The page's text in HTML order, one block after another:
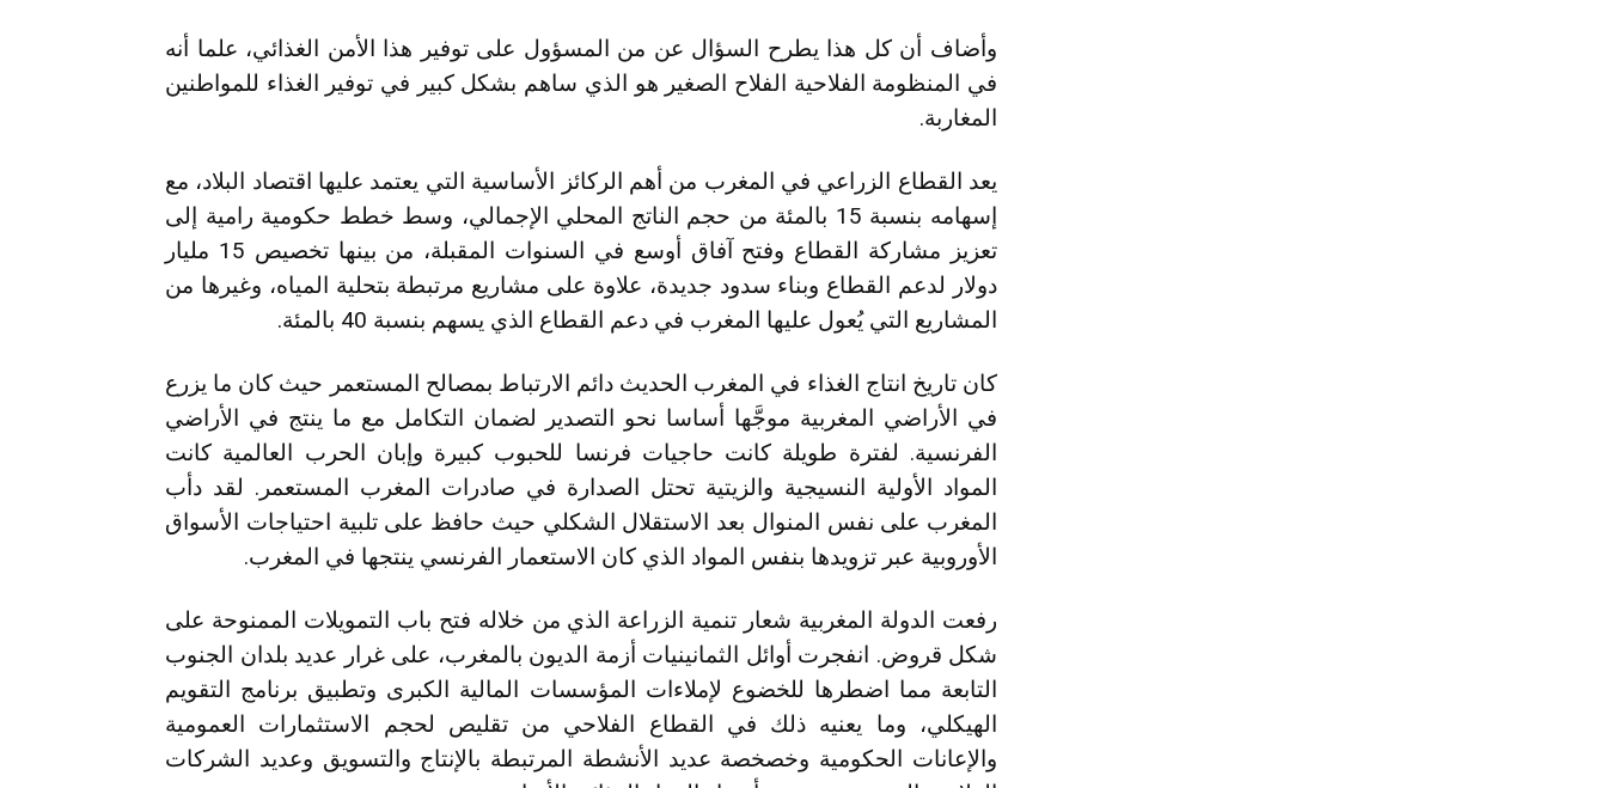
وأضاف أن كل هذا يطرح السؤال عن من المسؤول على توفير هذا الأمن الغذائي، علما أنه
في المنظومة الفلاحية الفلاح الصغير هو الذي ساهم بشكل كبير في توفير الغذاء للمواطنين
المغاربة.
يعد القطاع الزراعي في المغرب من أهم الركائز الأساسية التي يعتمد عليها اقتصاد البلاد، مع
إسهامه بنسبة 15 بالمئة من حجم الناتج المحلي الإجمالي، وسط خطط حكومية رامية إلى
تعزيز مشاركة القطاع وفتح آفاق أوسع في السنوات المقبلة، من بينها تخصيص 15 مليار
دولار لدعم القطاع وبناء سدود جديدة، علاوة على مشاريع مرتبطة بتحلية المياه، وغيرها من
المشاريع التي يُعول عليها المغرب في دعم القطاع الذي يسهم بنسبة 40 بالمئة.
كان تاريخ انتاج الغذاء في المغرب الحديث دائم الارتباط بمصالح المستعمر حيث كان ما يزرع
في الأراضي المغربية موجَّها أساسا نحو التصدير لضمان التكامل مع ما ينتج في الأراضي
الفرنسية. لفترة طويلة كانت حاجيات فرنسا للحبوب كبيرة وإبان الحرب العالمية كانت
المواد الأولية النسيجية والزيتية تحتل الصدارة في صادرات المغرب المستعمر. لقد دأب
المغرب على نفس المنوال بعد الاستقلال الشكلي حيث حافظ على تلبية احتياجات الأسواق
الأوروبية عبر تزويدها بنفس المواد الذي كان الاستعمار الفرنسي ينتجها في المغرب.
رفعت الدولة المغربية شعار تنمية الزراعة الذي من خلاله فتح باب التمويلات الممنوحة على
شكل قروض. انفجرت أوائل الثمانينيات أزمة الديون بالمغرب، على غرار عديد بلدان الجنوب
التابعة مما اضطرها للخضوع لإملاءات المؤسسات المالية الكبرى وتطبيق برنامج التقويم
الهيكلي، وما يعنيه ذلك في القطاع الفلاحي من تقليص لحجم الاستثمارات العمومية
والإعانات الحكومية وخصخصة عديد الأنشطة المرتبطة بالإنتاج والتسويق وعديد الشركات